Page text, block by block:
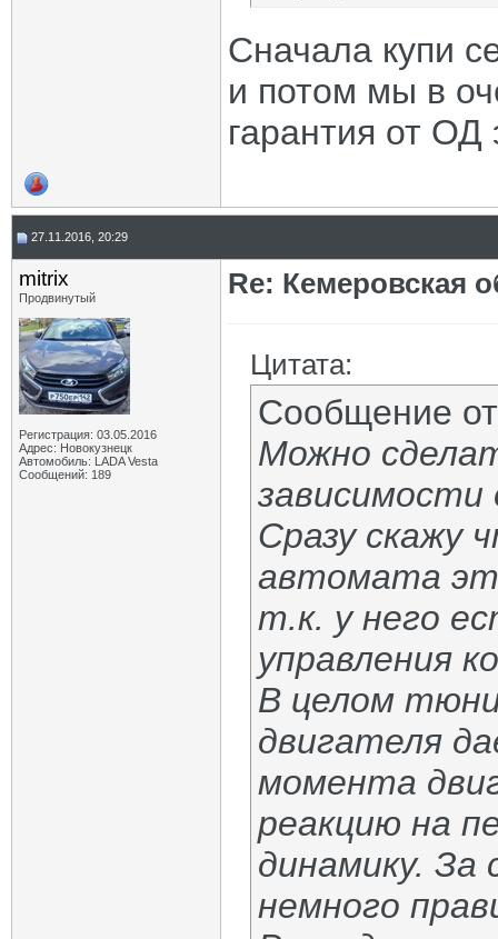
Сначала купи
и потом мы в
гарантия от
27.11.2016, 20:29
mitrix
Продвинутый
Регистрация: 03.05.2016
Адрес: Новокузнецк
Автомобиль: LADA Vesta
Сообщений: 189
Re: Кемеровская
Цитата:
Сообщение
Можно
Сразу скажу
автомата
т.к. у него
управления
В целом
двигателя
момента
реакцию на
динамику.
немного